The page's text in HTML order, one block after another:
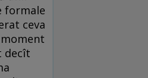
formale
ceva
decît